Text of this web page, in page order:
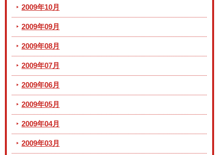
2009年10月
2009年09月
2009年08月
2009年07月
2009年06月
2009年05月
2009年04月
2009年03月